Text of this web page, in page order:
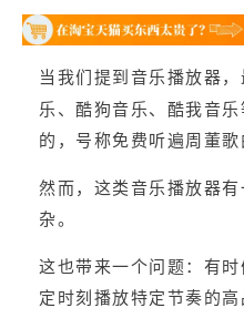
当我们提到音乐播放器
乐、酷狗音乐、酷我音
的，号称免费听遍周董歌
然而，这类音乐播放器
杂。
这也带来一个问题：有
定时刻播放特定节奏的